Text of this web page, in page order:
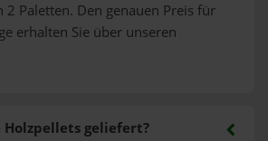
2 Paletten. Den genauen Preis für
erhalten Sie über unseren
geliefert?